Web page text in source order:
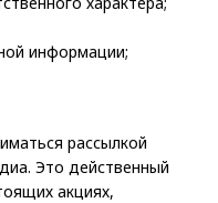
информации;
рассылкой
Это действенный
акциях,